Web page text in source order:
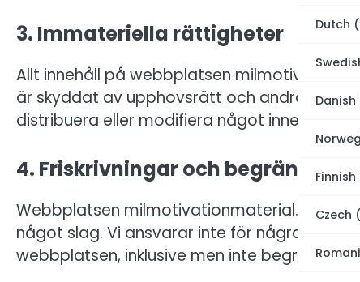
Dutch
Danish
Finnish
Czech
3. Immateriella rättigheter
Allt innehåll på webbplatsen
är skyddat av upphovsrätt och andra
distribuera eller modifiera något innehåll
4. Friskrivningar och
Webbplatsen milmotivationmaterial.se
något slag. Vi ansvarar inte för några
webbplatsen, inklusive men inte begränsat